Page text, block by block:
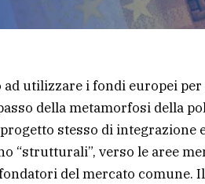
ad utilizzare i fondi europei
della metamorfosi della
stesso di integrazione
“strutturali”, verso le aree
del mercato comune.